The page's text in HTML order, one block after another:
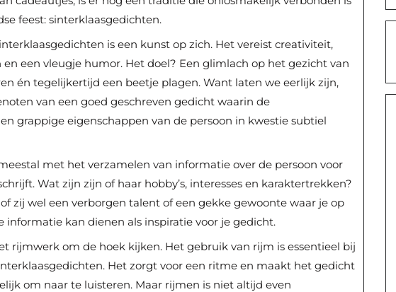
feest: sinterklaasgedichten.
is een kunst op zich. Het vereist creativiteit,
een vleugje humor. Het doel? Een glimlach op het gezicht van
én tegelijkertijd een beetje plagen. Want laten we eerlijk zijn,
van een goed geschreven gedicht waarin de
grappige eigenschappen van de persoon in kwestie subtiel
met het verzamelen van informatie over de persoon voor
Wat zijn zijn of haar hobby’s, interesses en karaktertrekken?
zij wel een verborgen talent of een gekke gewoonte waar je op
informatie kan dienen als inspiratie voor je gedicht.
rijmwerk om de hoek kijken. Het gebruik van rijm is essentieel bij
Het zorgt voor een ritme en maakt het gedicht
om naar te luisteren. Maar rijmen is niet altijd even